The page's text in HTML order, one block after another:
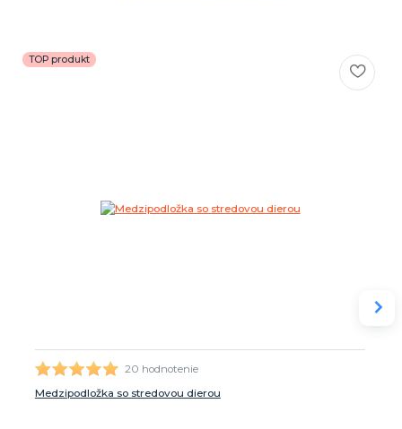
TOP produkt
20 hodnotenie
Medzipodložka so stredovou dierou